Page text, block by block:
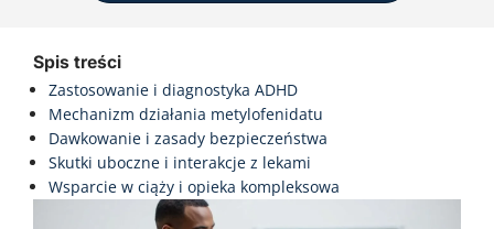
Spis treści
Zastosowanie i diagnostyka ADHD
Mechanizm działania metylofenidatu
Dawkowanie i zasady bezpieczeństwa
Skutki uboczne i interakcje z lekami
Wsparcie w ciąży i opieka kompleksowa